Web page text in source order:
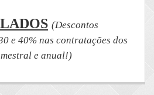
(Descontos
e 40% nas contratações dos
e anual!)